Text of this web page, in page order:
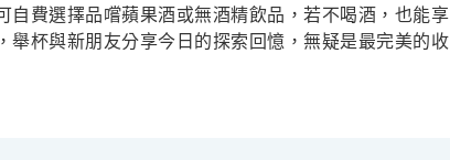
費選擇品嚐蘋果酒或無酒精飲品，若不喝酒，也能享
杯與新朋友分享今日的探索回憶，無疑是最完美的收